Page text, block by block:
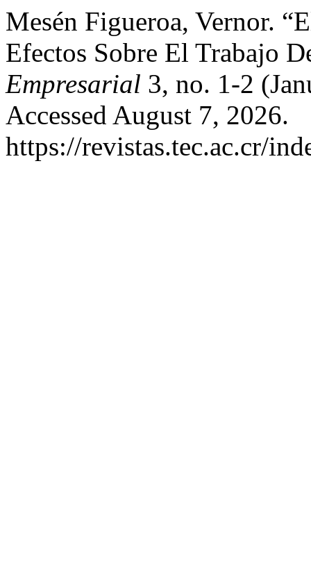
Mesén Figueroa, Vernor.
Efectos Sobre El Trabajo
Empresarial 3, no. 1-2
Accessed August 7, 2026.
https://revistas.tec.ac.cr/